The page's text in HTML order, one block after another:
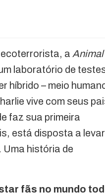
a Animal
laboratório de
híbrido – meio
vive com seus
faz sua primeira
está disposta a levar
história de
fãs no mundo